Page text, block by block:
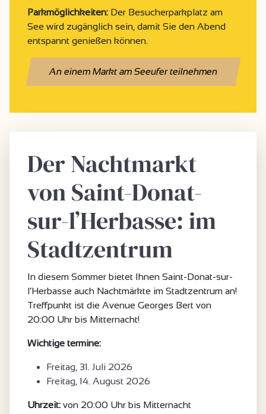
Parkmöglichkeiten: Der Besucherparkplatz am
See wird zugänglich sein, damit Sie den Abend
entspannt genießen können.
An einem Markt am Seeufer teilnehmen
Der Nachtmarkt
von Saint-Donat-
sur-l’Herbasse: im
Stadtzentrum
In diesem Sommer bietet Ihnen Saint-Donat-sur-
l’Herbasse auch Nachtmärkte im Stadtzentrum an!
Treffpunkt ist die Avenue Georges Bert von
20:00 Uhr bis Mitternacht!
Wichtige termine:
Freitag, 31. Juli 2026
Freitag, 14. August 2026
Uhrzeit: von 20:00 Uhr bis Mitternacht